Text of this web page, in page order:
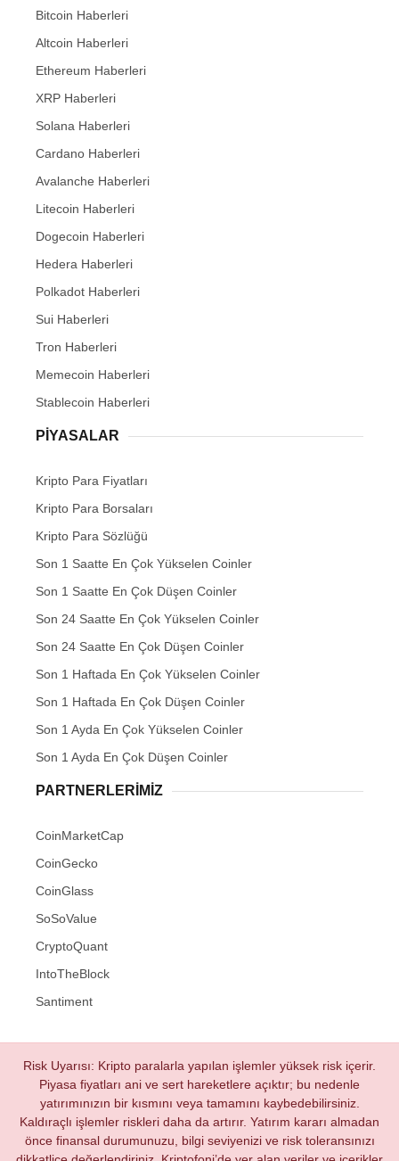
Bitcoin Haberleri
Altcoin Haberleri
Ethereum Haberleri
XRP Haberleri
Solana Haberleri
Cardano Haberleri
Avalanche Haberleri
Litecoin Haberleri
Dogecoin Haberleri
Hedera Haberleri
Polkadot Haberleri
Sui Haberleri
Tron Haberleri
Memecoin Haberleri
Stablecoin Haberleri
PIYASALAR
Kripto Para Fiyatları
Kripto Para Borsaları
Kripto Para Sözlüğü
Son 1 Saatte En Çok Yükselen Coinler
Son 1 Saatte En Çok Düşen Coinler
Son 24 Saatte En Çok Yükselen Coinler
Son 24 Saatte En Çok Düşen Coinler
Son 1 Haftada En Çok Yükselen Coinler
Son 1 Haftada En Çok Düşen Coinler
Son 1 Ayda En Çok Yükselen Coinler
Son 1 Ayda En Çok Düşen Coinler
PARTNERLERIMIZ
CoinMarketCap
CoinGecko
CoinGlass
SoSoValue
CryptoQuant
IntoTheBlock
Santiment
Risk Uyarısı: Kripto paralarla yapılan işlemler yüksek risk içerir.
Piyasa fiyatları ani ve sert hareketlere açıktır; bu nedenle
yatırımınızın bir kısmını veya tamamını kaybedebilirsiniz.
Kaldıraçlı işlemler riskleri daha da artırır. Yatırım kararı almadan
önce finansal durumunuzu, bilgi seviyenizi ve risk toleransınızı